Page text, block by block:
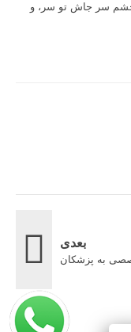
چشم سر جاش تو سر، و‌
بعدی
به پزشکان